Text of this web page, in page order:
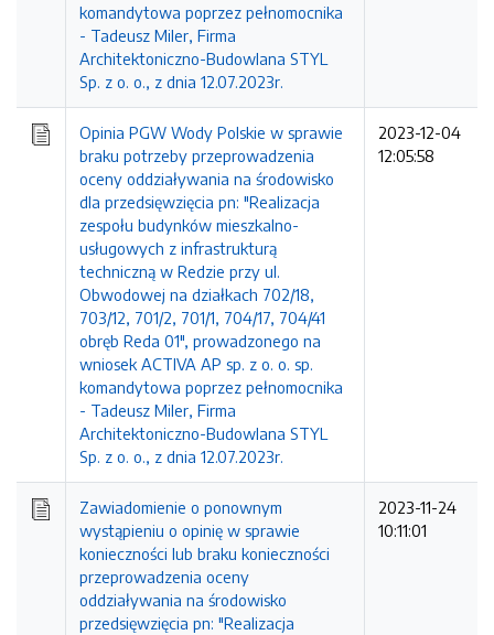
komandytowa poprzez pełnomocnika
- Tadeusz Miler, Firma
Architektoniczno-Budowlana STYL
Sp. z o. o., z dnia 12.07.2023r.
Opinia PGW Wody Polskie w sprawie
braku potrzeby przeprowadzenia
oceny oddziaływania na środowisko
dla przedsięwzięcia pn: "Realizacja
zespołu budynków mieszkalno-
usługowych z infrastrukturą
techniczną w Redzie przy ul.
Obwodowej na działkach 702/18,
703/12, 701/2, 701/1, 704/17, 704/41
obręb Reda 01", prowadzonego na
wniosek ACTIVA AP sp. z o. o. sp.
komandytowa poprzez pełnomocnika
- Tadeusz Miler, Firma
Architektoniczno-Budowlana STYL
Sp. z o. o., z dnia 12.07.2023r.
2023-12-04
12:05:58
Zawiadomienie o ponownym
wystąpieniu o opinię w sprawie
konieczności lub braku konieczności
przeprowadzenia oceny
oddziaływania na środowisko
przedsięwzięcia pn: "Realizacja
2023-11-24
10:11:01